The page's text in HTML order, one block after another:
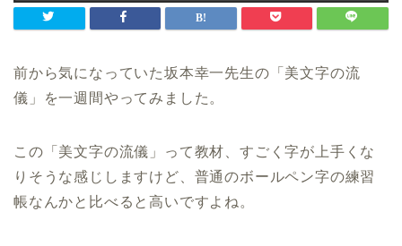
前から気になっていた坂本幸一先生の「美文字の流
儀」を一週間やってみました。
この「美文字の流儀」って教材、すごく字が上手くな
りそうな感じしますけど、普通のボールペン字の練習
帳なんかと比べると高いですよね。